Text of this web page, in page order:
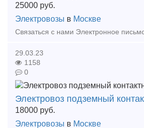
25000 руб.
Электровозы в Москве
29.03.23
1158
0
Электровоз подземный
18000 руб.
Электровозы в Москве